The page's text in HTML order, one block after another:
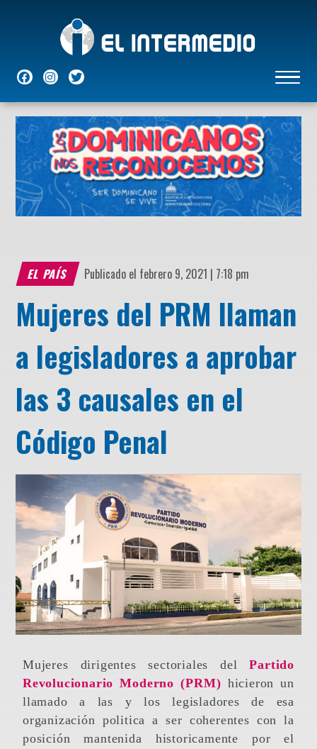
NACIONALES INTERNACIONALESECONÓMICASDEPORTES ENTRETENIMIENTO
EL PAÍS Publicado el febrero 9, 2021 | 7:18 pm
Mujeres del PRM llaman
a legisladores a aprobar
las 3 causales en el
Código Penal
Mujeres dirigentes sectoriales delPartido
Revolucionario Moderno (PRM) hicieron un
llamado a las y los legisladores de esa
organización politica a ser coherentes con la
posición mantenida historicamente por el